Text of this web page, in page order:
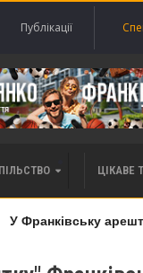
Публікації
ЦІКАВЕ
Франківську